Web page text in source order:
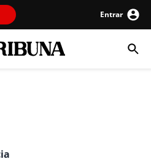
Entrar